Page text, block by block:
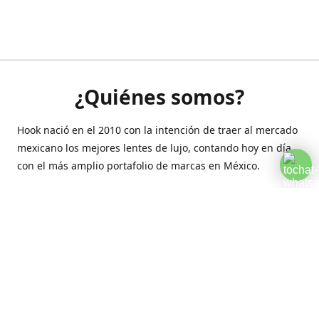
¿Quiénes somos?
Hook nació en el 2010 con la intención de traer al mercado
mexicano los mejores lentes de lujo, contando hoy en día
con el más amplio portafolio de marcas en México.